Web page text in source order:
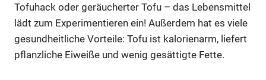
Tofuhack oder geräucherter Tofu – das Lebensmittel
lädt zum Experimentieren ein! Außerdem hat es viele
gesundheitliche Vorteile: Tofu ist kalorienarm, liefert
pflanzliche Eiweiße und wenig gesättigte Fette.